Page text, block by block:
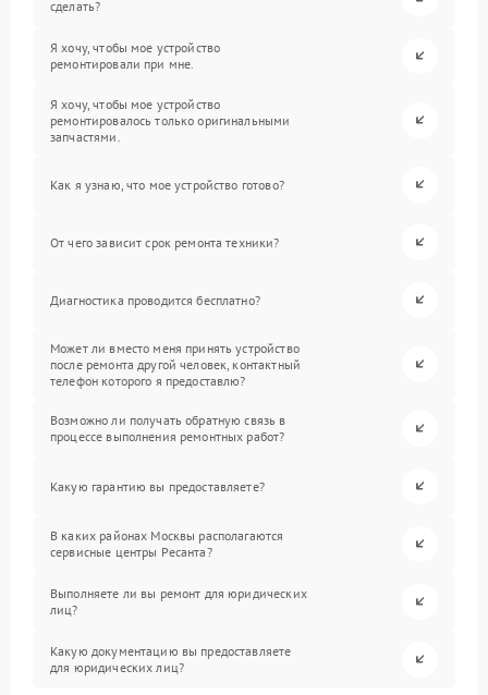
сделать?
Я хочу, чтобы мое устройство
ремонтировали при мне.
Я хочу, чтобы мое устройство
ремонтировалось только оригинальными
запчастями.
Как я узнаю, что мое устройство готово?
От чего зависит срок ремонта техники?
Диагностика проводится бесплатно?
Может ли вместо меня принять устройство
после ремонта другой человек, контактный
телефон которого я предоставлю?
Возможно ли получать обратную связь в
процессе выполнения ремонтных работ?
Какую гарантию вы предоставляете?
В каких районах Москвы располагаются
сервисные центры Ресанта?
Выполняете ли вы ремонт для юридических
лиц?
Какую документацию вы предоставляете
для юридических лиц?